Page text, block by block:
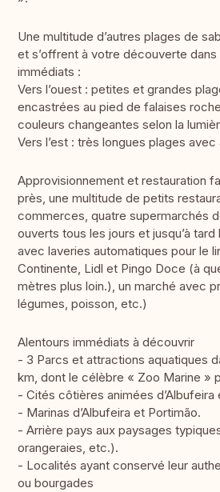
Une multitude d’autres plages de
et s’offrent à votre découverte dans
immédiats :
Vers l’ouest : petites et grandes
encastrées au pied de falaises
couleurs changeantes selon la
Vers l’est : très longues plages
Approvisionnement et restauration
près, une multitude de petits
commerces, quatre supermarchés
ouverts tous les jours et jusqu’à
avec laveries automatiques pour le
Continente, Lidl et Pingo Doce (à
mètres plus loin.), un marché avec
légumes, poisson, etc.)
Alentours immédiats à découvrir
- 3 Parcs et attractions aquatiques
km, dont le célèbre « Zoo Marine »
- Cités côtières animées d’Albufeira
- Marinas d’Albufeira et Portimão.
- Arrière pays aux paysages
orangeraies, etc.).
- Localités ayant conservé leur
ou bourgades